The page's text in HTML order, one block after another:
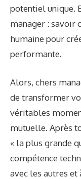
potentiel unique.
manager : savoir
humaine pour
performante.
Alors, chers
de transformer
véritables
mutuelle. Après
« la plus grande
compétence
avec les autres et